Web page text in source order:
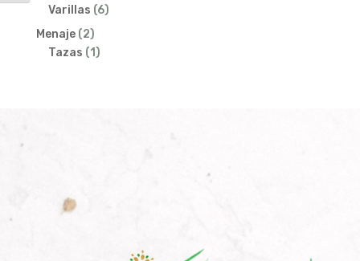
Varillas 66
Menaje 22
productos
Tazas 11